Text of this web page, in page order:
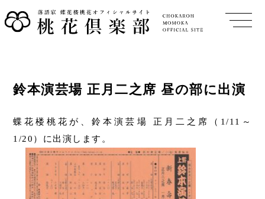
鈴本演芸場 正月二之席 昼の部に出演
蝶花楼桃花が、鈴本演芸場 正月二之席（1/11～
1/20）に出演します。